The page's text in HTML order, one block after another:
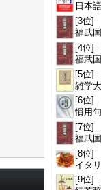
日本
[3位]
福武
[4位]
福武
[5位]
雑学
[6位]
慣用
[7位]
福武
[8位]
イタ
[9位]